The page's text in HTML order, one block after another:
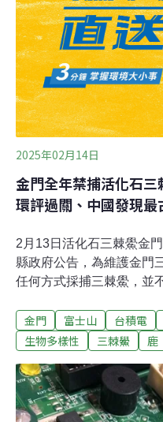
DSET及環境權保障基金
2025年02月14日
金門全年禁捕活化石
環評過關、中國發現最
2月13日活化石三棘鱟金
縣政府公告，為維護金門
任何方式採捕三棘鱟，並
此有「活化石」之稱，而
門縣政府公告「金門縣三
水蜂炮激情過後 清除29.5
激情過後，市府13日清晨
員及各式機具冒雨進駐，
金門 富士山 台積電
生物多樣性
三棘鱟 鹿